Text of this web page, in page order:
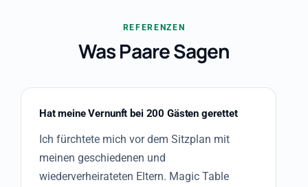
REFERENZEN
Was Paare Sagen
Hat meine Vernunft bei 200 Gästen gerettet
Ich fürchtete mich vor dem Sitzplan mit
meinen geschiedenen und
wiederverheirateten Eltern. Magic Table